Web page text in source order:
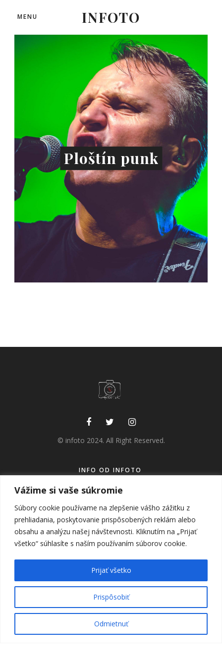
Vážime si vaše súkromie
Súbory cookie používame na zlepšenie vášho zážitku z
prehliadania, poskytovanie prispôsobených reklám alebo
obsahu a analýzu našej návštevnosti. Kliknutím na „Prijať
všetko“ súhlasíte s naším používaním súborov cookie.
Prispôsobiť
Odmietnuť
Prijať všetko
INFOTO
MENU
Ploštín punk
© infoto 2024. All Right Reserved.
INFO OD INFOTO
www.infoto.sk
www.victorweddings.sk
ahoj@v
ictorweddings.sk
SUBSCRIBE